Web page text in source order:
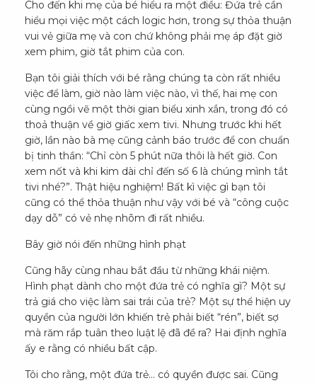
Cho đến khi mẹ của bé hiểu ra một điều: Đứa trẻ cần
hiểu mọi việc một cách logic hơn, trong sự thỏa thuận
vui vẻ giữa mẹ và con chứ không phải mẹ áp đặt giờ
xem phim, giờ tắt phim của con.
Bạn tôi giải thích với bé rằng chúng ta còn rất nhiều
việc để làm, giờ nào làm việc nào, vì thế, hai mẹ con
cùng ngồi vẽ một thời gian biểu xinh xắn, trong đó có
thoả thuận về giờ giấc xem tivi. Nhưng trước khi hết
giờ, lần nào bà mẹ cũng cảnh báo trước để con chuẩn
bị tinh thần: “Chỉ còn 5 phút nữa thôi là hết giờ. Con
xem nốt và khi kim dài chỉ đến số 6 là chúng mình tắt
tivi nhé?”. Thật hiệu nghiệm! Bất kì việc gì bạn tôi
cũng có thể thỏa thuận như vậy với bé và “công cuộc
dạy dỗ” có vẻ nhẹ nhõm đi rất nhiều.
Bây giờ nói đến những hình phạt
Cũng hãy cùng nhau bắt đầu từ những khái niệm.
Hình phạt dành cho một đứa trẻ có nghĩa gì? Một sự
trả giá cho việc làm sai trái của trẻ? Một sự thể hiện uy
quyền của người lớn khiến trẻ phải biết “rén”, biết sợ
mà răm rắp tuân theo luật lệ đã đề ra? Hai định nghĩa
ấy e rằng có nhiều bất cập.
Tôi cho rằng, một đứa trẻ… có quyền được sai. Cũng